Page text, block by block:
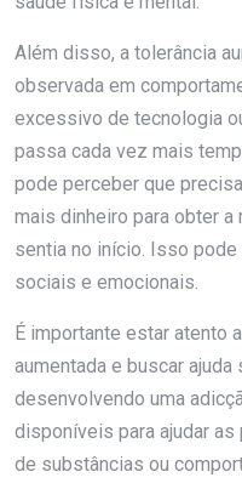
Além disso, a tolerância
observada em
excessivo de tecnologia
passa cada vez mais
pode perceber que
mais dinheiro para obter
sentia no início. Isso
sociais e emocionais.
É importante estar atento
aumentada e buscar
desenvolvendo uma
disponíveis para ajudar
de substâncias ou